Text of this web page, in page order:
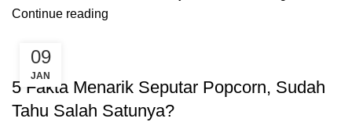
Continue reading
09
JAN
BLOG
5 Fakta Menarik Seputar Popcorn, Sudah
Tahu Salah Satunya?